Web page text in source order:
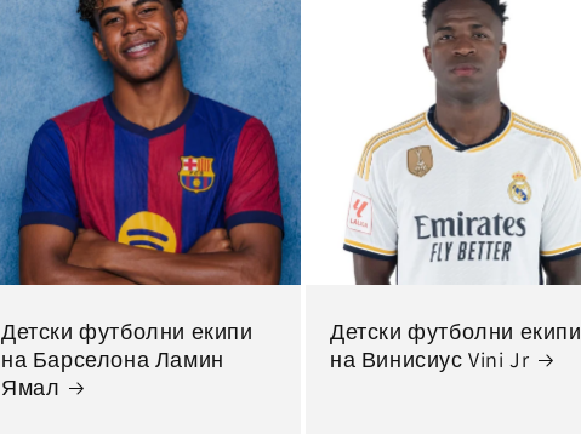
Детски футболни екипи
на Барселона Ламин
Ямал
Детски футболни екипи
на Винисиус Vini Jr